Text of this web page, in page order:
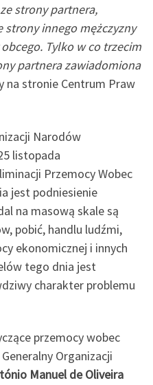
strony partnera,
innego mężczyzny
Tylko w co trzecim
partnera zawiadomiona
na stronie Centrum Praw
Narodów
listopada
Przemocy Wobec
jest podniesienie
na masową skale są
pobić, handlu ludźmi,
ekonomicznej i innych
tego dnia jest
charakter problemu
przemocy wobec
Organizacji
Manuel de Oliveira